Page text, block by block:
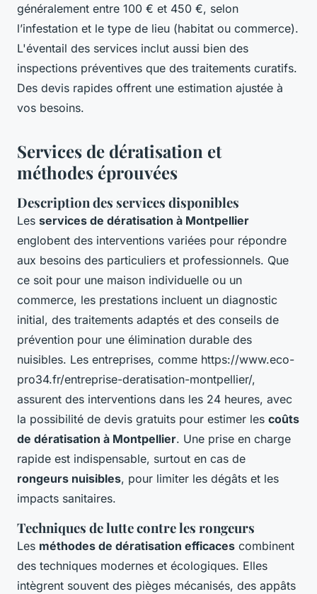
généralement entre 100 € et 450 €, selon
l’infestation et le type de lieu (habitat ou commerce).
L'éventail des services inclut aussi bien des
inspections préventives que des traitements curatifs.
Des devis rapides offrent une estimation ajustée à
vos besoins.
Services de dératisation et
méthodes éprouvées
Description des services disponibles
Les services de dératisation à Montpellier
englobent des interventions variées pour répondre
aux besoins des particuliers et professionnels. Que
ce soit pour une maison individuelle ou un
commerce, les prestations incluent un diagnostic
initial, des traitements adaptés et des conseils de
prévention pour une élimination durable des
nuisibles. Les entreprises, comme https://www.eco-
pro34.fr/entreprise-deratisation-montpellier/,
assurent des interventions dans les 24 heures, avec
la possibilité de devis gratuits pour estimer les coûts
de dératisation à Montpellier. Une prise en charge
rapide est indispensable, surtout en cas de
rongeurs nuisibles, pour limiter les dégâts et les
impacts sanitaires.
Techniques de lutte contre les rongeurs
Les méthodes de dératisation efficaces combinent
des techniques modernes et écologiques. Elles
intègrent souvent des pièges mécanisés, des appâts